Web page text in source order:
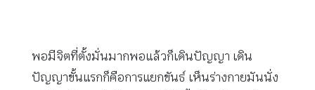
พอมีจิตที่ตั้งมั่นมากพอแล้วก็เดินปัญญา เดิน
ปัญญาขั้นแรกก็คือการแยกขันธ์ เห็นร่างกายมันนั่ง